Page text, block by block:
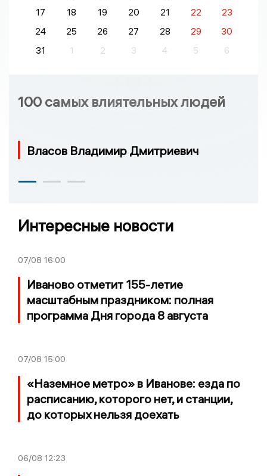
17
18 19 20 21 22
23
24
25 26 27 28 29
30
31
1 2 3 4 5 6
100 самых влиятельных людей
Власов Владимир Дмитриевич
Интересные новости
07/08 16:00
Иваново отметит 155-летие
масштабным праздником: полная
программа Дня города 8 августа
07/08 15:00
«Наземное метро» в Иванове: езда по
расписанию, которого нет, и станции,
до которых нельзя доехать
06/08 12:23